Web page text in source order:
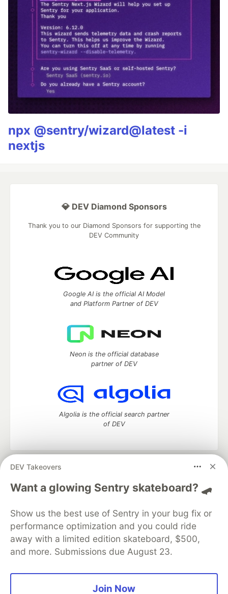
npx @sentry/wizard@latest -i
nextjs
DEV Takeovers
Want a glowing Sentry skateboard? 🛹
Show us the best use of Sentry in your bug fix or
performance optimization and you could ride
away with a limited edition skateboard, $500,
and more. Submissions due August 23.
Join Now
💎 DEV Diamond Sponsors
Thank you to our Diamond Sponsors for supporting the
DEV Community
Google AI is the official AI Model
and Platform Partner of DEV
Neon is the official database
partner of DEV
Algolia is the official search partner
of DEV
DEV Community
— A space to discuss and keep up software
development and manage your software career
Home
DEV Challenges DEV++
Videos
Organization Accounts
DEV Showcase About
Contact
Free Postgres Database
DEV Shop
MLH
Code of Conduct
Privacy Policy
Terms of Use
Built on
Forem — the open source software that powers
and other inclusive communities.